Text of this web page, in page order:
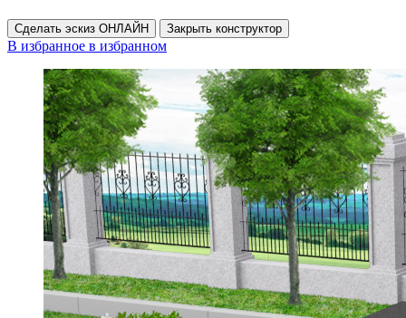
Сделать эскиз ОНЛАЙН Закрыть конструктор
В избранное в избранном